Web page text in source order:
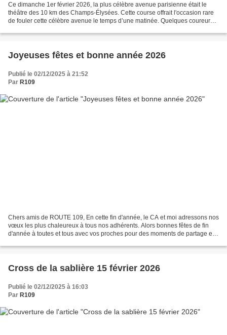
Ce dimanche 1er février 2026, la plus célèbre avenue parisienne était le
théâtre des 10 km des Champs-Élysées. Cette course offrait l'occasion rare
de fouler cette célèbre avenue le temps d’une matinée. Quelques coureurs
Joyeuses fêtes et bonne année 2026
Publié le 02/12/2025 à 21:52
Par R109
Chers amis de ROUTE 109, En cette fin d'année, le CA et moi adressons nos
vœux les plus chaleureux à tous nos adhérents. Alors bonnes fêtes de fin
d'année à toutes et tous avec vos proches pour des moments de partage en
Cross de la sablière 15 février 2026
Publié le 02/12/2025 à 16:03
Par R109